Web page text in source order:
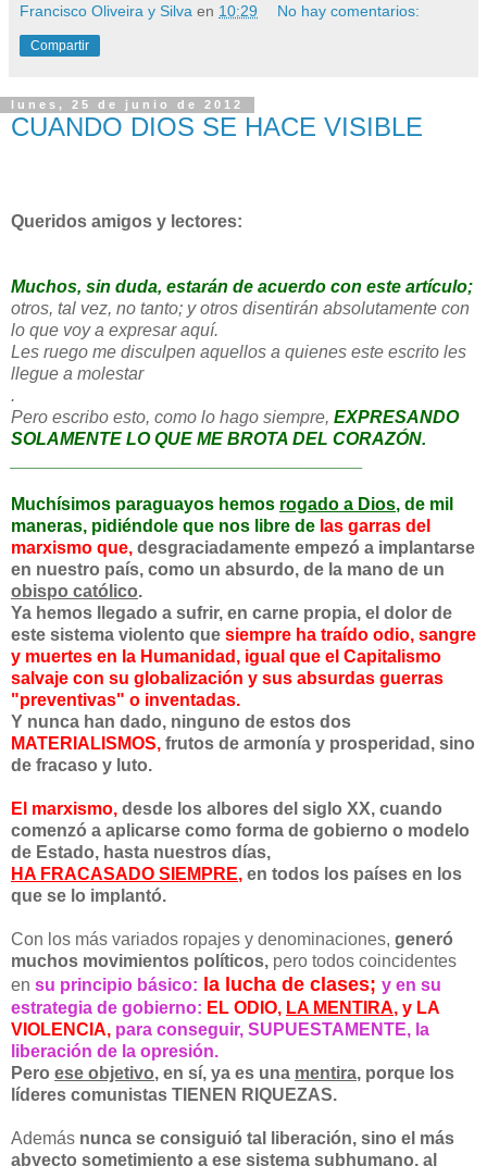
Francisco Oliveira y Silva en 10:29 No hay comentarios:
Compartir
lunes, 25 de junio de 2012
CUANDO DIOS SE HACE VISIBLE
Queridos amigos y lectores:
Muchos, sin duda, estarán de acuerdo con este artículo;
otros, tal vez, no tanto; y otros disentirán absolutamente con
lo que voy a expresar aquí.
Les ruego me disculpen aquellos a quienes este escrito les
llegue a molestar
.
Pero escribo esto, como lo hago siempre, EXPRESANDO
SOLAMENTE LO QUE ME BROTA DEL CORAZÓN.
Muchísimos paraguayos hemos rogado a Dios, de mil
maneras, pidiéndole que nos libre de las garras del
marxismo que, desgraciadamente empezó a implantarse
en nuestro país, como un absurdo, de la mano de un
obispo católico.
Ya hemos llegado a sufrir, en carne propia, el dolor de
este sistema violento que siempre ha traído odio, sangre
y muertes en la Humanidad, igual que el Capitalismo
salvaje con su globalización y sus absurdas guerras
"preventivas" o inventadas.
Y nunca han dado, ninguno de estos dos
MATERIALISMOS, frutos de armonía y prosperidad, sino
de fracaso y luto.
El marxismo, desde los albores del siglo XX, cuando
comenzó a aplicarse como forma de gobierno o modelo
de Estado, hasta nuestros días,
HA FRACASADO SIEMPRE, en todos los países en los
que se lo implantó.
Con los más variados ropajes y denominaciones, generó
muchos movimientos políticos, pero todos coincidentes
en su principio básico: la lucha de clases; y en su
estrategia de gobierno: EL ODIO, LA MENTIRA, y LA
VIOLENCIA, para conseguir, SUPUESTAMENTE, la
liberación de la opresión.
Pero ese objetivo, en sí, ya es una mentira, porque los
líderes comunistas TIENEN RIQUEZAS.
Además nunca se consiguió tal liberación, sino el más
abyecto sometimiento a ese sistema subhumano, al